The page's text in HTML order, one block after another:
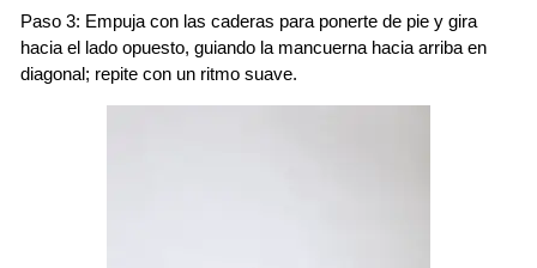
Paso 3: Empuja con las caderas para ponerte de pie y gira
hacia el lado opuesto, guiando la mancuerna hacia arriba en
diagonal; repite con un ritmo suave.